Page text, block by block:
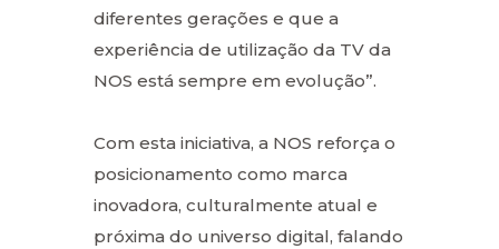
diferentes gerações e que a
experiência de utilização da TV da
NOS está sempre em evolução”.
Com esta iniciativa, a NOS reforça o
posicionamento como marca
inovadora, culturalmente atual e
próxima do universo digital, falando